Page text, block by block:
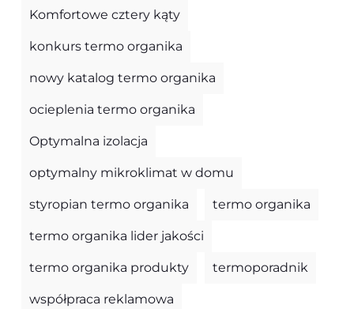
Komfortowe cztery kąty
konkurs termo organika
nowy katalog termo organika
ocieplenia termo organika
Optymalna izolacja
optymalny mikroklimat w domu
styropian termo organika termo organika
termo organika lider jakości
termo organika produkty termoporadnik
współpraca reklamowa